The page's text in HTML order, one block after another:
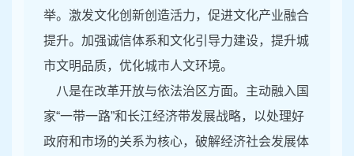
举。激发文化创新创造活力，促进文化产业融合
提升。加强诚信体系和文化引导力建设，提升城
市文明品质，优化城市人文环境。
八是在改革开放与依法治区方面。主动融入国
家“一带一路”和长江经济带发展战略，以处理好
政府和市场的关系为核心，破解经济社会发展体